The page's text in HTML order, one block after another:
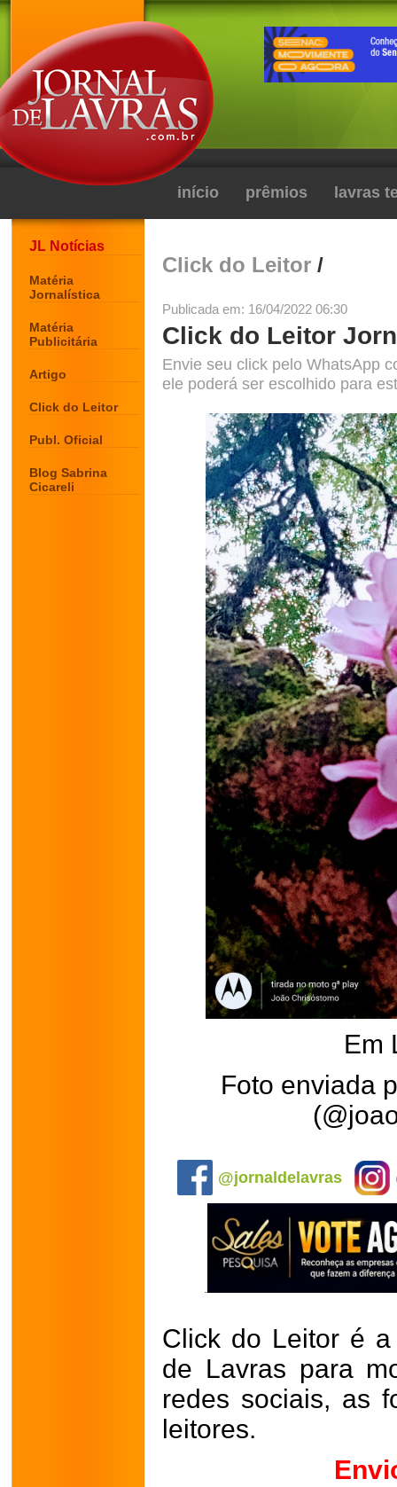
início prêmios lavras
JL Notícias
Matéria
Jornalística
Matéria
Publicitária
Artigo
Click do Leitor
Publ. Oficial
Blog Sabrina
Cicareli
Click do Leitor /
Publicada em: 16/04/2022 06:30
Click do Leitor
Envie seu click pelo WhatsApp
ele poderá ser escolhido para
Em
Foto enviada
@jornaldelavras
Click do Leitor é
de Lavras para
redes sociais, as
leitores.